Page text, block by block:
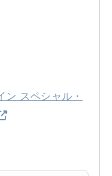
スペシャル・